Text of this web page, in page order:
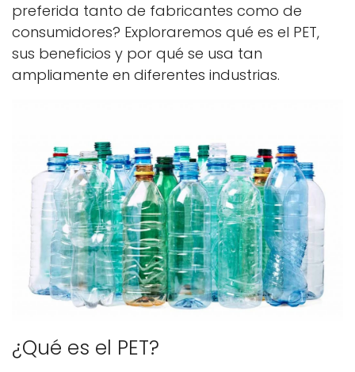
preferida tanto de fabricantes como de
consumidores? Exploraremos qué es el PET,
sus beneficios y por qué se usa tan
ampliamente en diferentes industrias.
¿Qué es el PET?